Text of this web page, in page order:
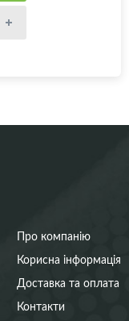
Про компанію
Корисна інформація
Доставка та оплата
Контакти